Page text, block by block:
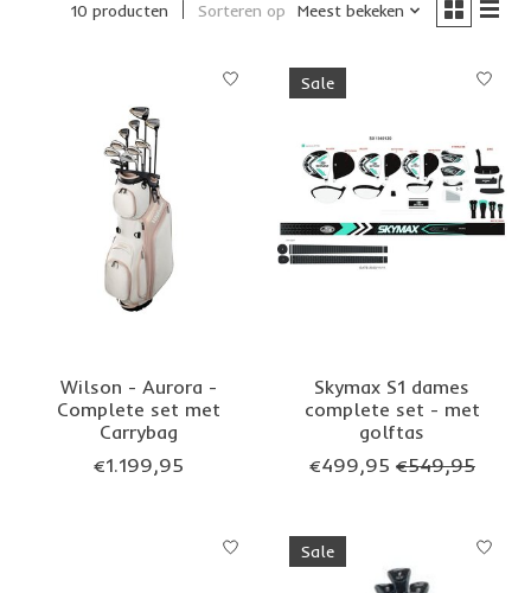
10 producten Sorteren op Meest bekeken
Wilson - Aurora -
Complete set met
Carrybag
€1.199,95
Sale
Skymax S1 dames
complete set - met
golftas
€499,95 €549,95
Sale